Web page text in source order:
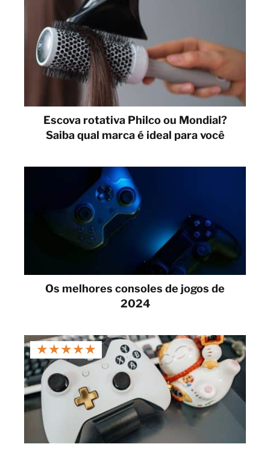
Escova rotativa Philco ou Mondial?
Saiba qual marca é ideal para você
Os melhores consoles de jogos de
2024
★★★★★